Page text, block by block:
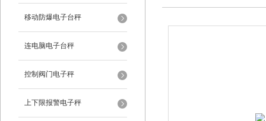
移动防爆电子台秤
连电脑电子台秤
控制阀门电子秤
上下限报警电子秤